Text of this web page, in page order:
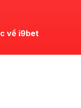
về i9bet